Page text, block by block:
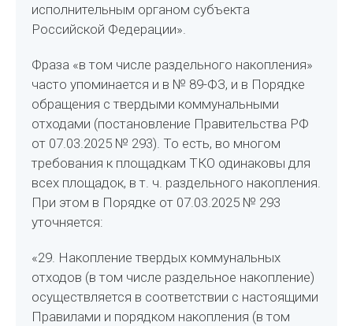
исполнительным органом субъекта
Российской Федерации».
Фраза «в том числе раздельного накопления»
часто упоминается и в № 89-ФЗ, и в Порядке
обращения с твердыми коммунальными
отходами (постановление Правительства РФ
от 07.03.2025 № 293). То есть, во многом
требования к площадкам ТКО одинаковы для
всех площадок, в т. ч. раздельного накопления.
При этом в Порядке от 07.03.2025 № 293
уточняется:
«29. Накопление твердых коммунальных
отходов (в том числе раздельное накопление)
осуществляется в соответствии с настоящими
Правилами и порядком накопления (в том